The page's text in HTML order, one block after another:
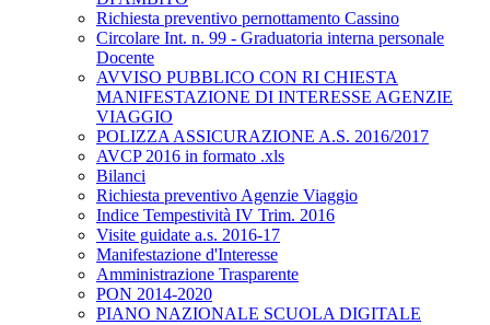
Richiesta preventivo pernottamento Cassino
Circolare Int. n. 99 - Graduatoria interna personale
Docente
AVVISO PUBBLICO CON RI CHIESTA
MANIFESTAZIONE DI INTERESSE AGENZIE
VIAGGIO
POLIZZA ASSICURAZIONE A.S. 2016/2017
AVCP 2016 in formato .xls
Bilanci
Richiesta preventivo Agenzie Viaggio
Indice Tempestività IV Trim. 2016
Visite guidate a.s. 2016-17
Manifestazione d'Interesse
Amministrazione Trasparente
PON 2014-2020
PIANO NAZIONALE SCUOLA DIGITALE